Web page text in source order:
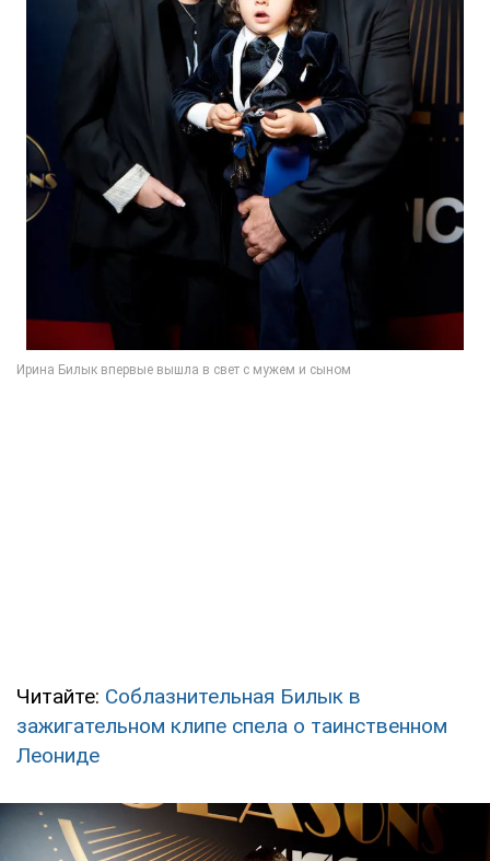
Читайте: Соблазнительная Билык в
зажигательном клипе спела о таинственном
Леониде